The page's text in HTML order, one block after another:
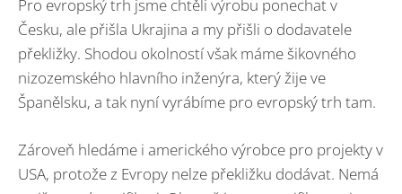
Pro evropský trh jsme chtěli výrobu ponechat v
Česku, ale přišla Ukrajina a my přišli o dodavatele
překližky. Shodou okolností však máme šikovného
nizozemského hlavního inženýra, který žije ve
Španělsku, a tak nyní vyrábíme pro evropský trh tam.
Zároveň hledáme i amerického výrobce pro projekty v
USA, protože z Evropy nelze překližku dodávat. Nemá